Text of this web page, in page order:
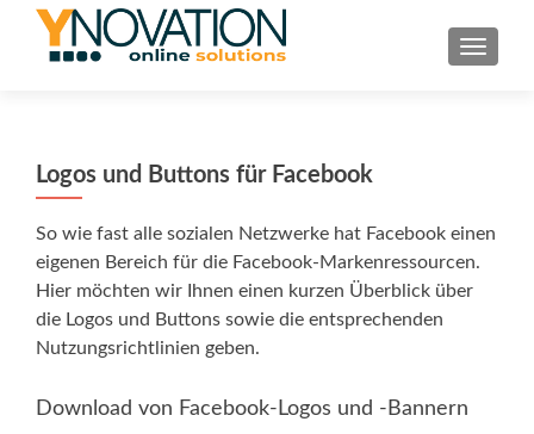
Logos und Buttons für Facebook
So wie fast alle sozialen Netzwerke hat Facebook einen
eigenen Bereich für die Facebook-Markenressourcen.
Hier möchten wir Ihnen einen kurzen Überblick über
die Logos und Buttons sowie die entsprechenden
Nutzungsrichtlinien geben.
Download von Facebook-Logos und -Bannern